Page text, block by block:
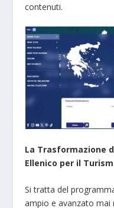
contenuti.
La Trasformazione
Ellenico per il
Si tratta del
ampio e avanzato mai